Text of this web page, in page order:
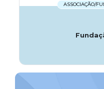
ASSOCIAÇÃO/